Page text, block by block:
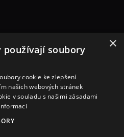
×
používají soubory
cookie ke zlepšení
našich webových stránek
v souladu s našimi zásadami